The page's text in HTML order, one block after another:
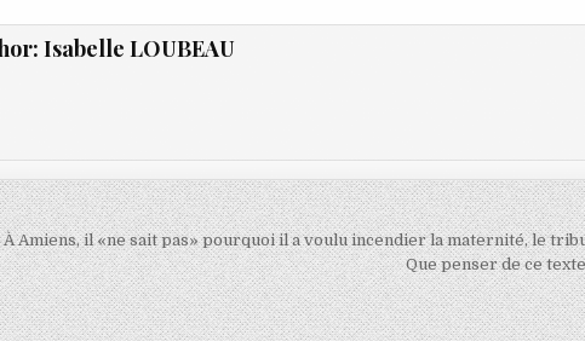
Isabelle LOUBEAU
Amiens, il «ne sait pas» pourquoi il a voulu incendier la maternité, le
Que penser de ce